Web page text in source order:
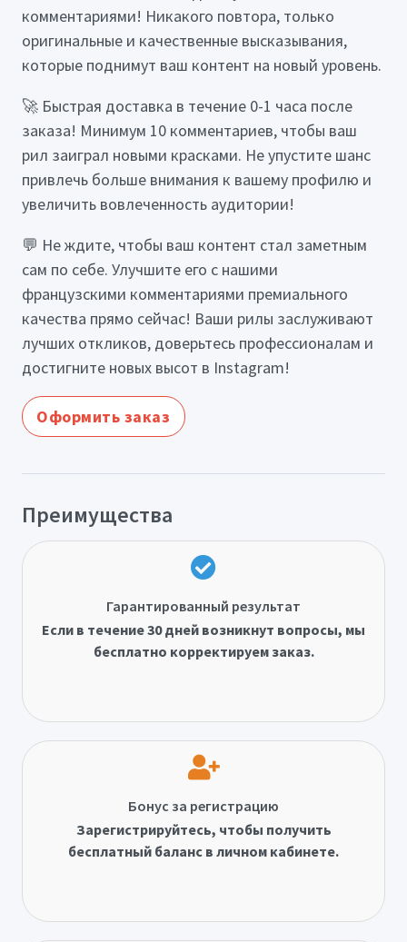
комментариями! Никакого повтора, только
оригинальные и качественные высказывания,
которые поднимут ваш контент на новый уровень.
🚀 Быстрая доставка в течение 0-1 часа после
заказа! Минимум 10 комментариев, чтобы ваш
рил заиграл новыми красками. Не упустите шанс
привлечь больше внимания к вашему профилю и
увеличить вовлеченность аудитории!
💬 Не ждите, чтобы ваш контент стал заметным
сам по себе. Улучшите его с нашими
французскими комментариями премиального
качества прямо сейчас! Ваши рилы заслуживают
лучших откликов, доверьтесь профессионалам и
достигните новых высот в Instagram!
Оформить заказ
Преимущества
Гарантированный результат
Если в течение 30 дней возникнут вопросы, мы
бесплатно корректируем заказ.
Бонус за регистрацию
Зарегистрируйтесь, чтобы получить
бесплатный баланс в личном кабинете.